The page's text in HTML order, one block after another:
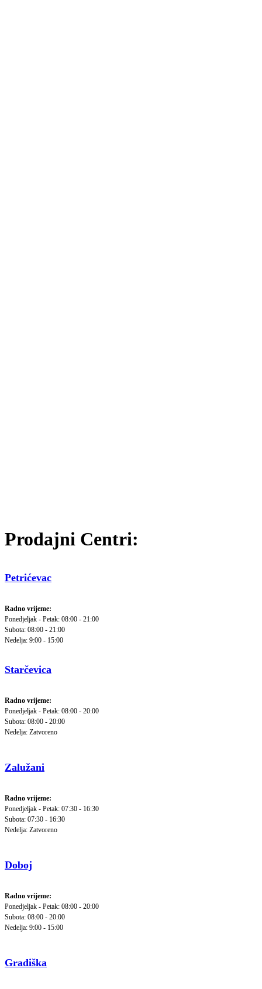
Prodajni Centri:
Petrićevac
Radno vrijeme:
Ponedjeljak - Petak: 08:00 - 21:00
Subota: 08:00 - 21:00
Nedelja: 9:00 - 15:00
Starčevica
Radno vrijeme:
Ponedjeljak - Petak: 08:00 - 20:00
Subota: 08:00 - 20:00
Nedelja: Zatvoreno
Zalužani
Radno vrijeme:
Ponedjeljak - Petak: 07:30 - 16:30
Subota: 07:30 - 16:30
Nedelja: Zatvoreno
Doboj
Radno vrijeme:
Ponedjeljak - Petak: 08:00 - 20:00
Subota: 08:00 - 20:00
Nedelja: 9:00 - 15:00
Gradiška